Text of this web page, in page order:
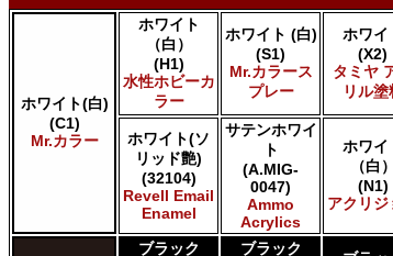
* ボックスをオン/オフにして、同等の色を見つけや
Uncheck ALL
AK INTERACTIVE AK 3rd Gen Acrylics
AK INTERACTIVE AK Acrylics
AK INTERACTIVE AK Real Color
ALCLAD II ALCLAD II
AMMO by Mig Jimenez Ammo Acrylics
Acrylicos Vallejo Vallejo Game Air
Acrylicos Vallejo Vallejo Game Color
ホワイト(白)
(C1)
Mr.カラー
ホワイト
（白）
(H1)
水性ホビーカ
ラー
ホワイト (白)
(S1)
Mr.カラース
プレー
ホワイ
(X2)
タミヤ
リル塗
ホワイト(ソ
リッド艶)
(32104)
Revell Email
Enamel
サテンホワイ
ト
(A.MIG-
0047)
Ammo
Acrylics
ホワイ
（白）
(N1)
アクリジ
ブラック
ブラック